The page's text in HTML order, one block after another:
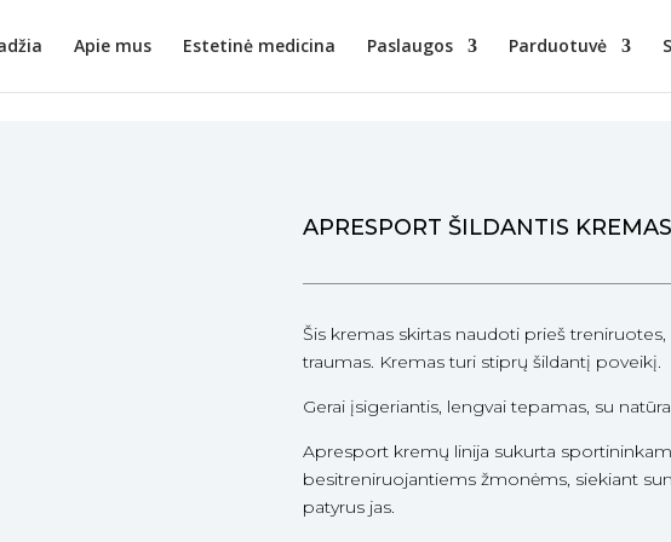
Apie mus Estetinė medicina Paslaugos Parduotuvė
APRESPORT ŠILDANTIS
Šis kremas skirtas naudoti prieš
traumas. Kremas turi stiprų šildantį poveikį.
Gerai įsigeriantis, lengvai tepamas, su
Apresport kremų linija sukurta
besitreniruojantiems žmonėms, siekiant
patyrus jas.